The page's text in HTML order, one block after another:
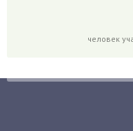
человек